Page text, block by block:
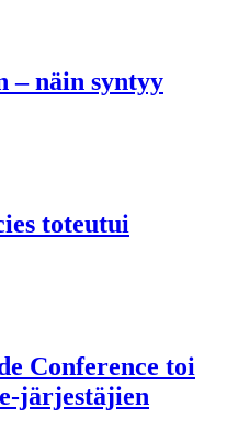
– näin syntyy
toteutui
Conference toi
järjestäjien